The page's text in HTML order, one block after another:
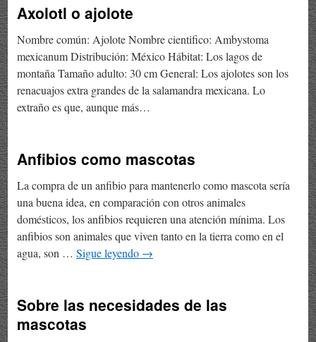
Axolotl o ajolote
Nombre común: Ajolote Nombre cientifico: Ambystoma
mexicanum Distribución: México Hábitat: Los lagos de
montaña Tamaño adulto: 30 cm General: Los ajolotes son los
renacuajos extra grandes de la salamandra mexicana. Lo
extraño es que, aunque más…
Anfibios como mascotas
La compra de un anfibio para mantenerlo como mascota sería
una buena idea, en comparación con otros animales
domésticos, los anfibios requieren una atención mínima. Los
anfibios son animales que viven tanto en la tierra como en el
agua, son … Sigue leyendo →
Sobre las necesidades de las
mascotas